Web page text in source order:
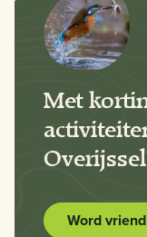
Met
Word